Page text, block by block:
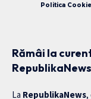
Politica
Rămâi la
La RepublikaNews,